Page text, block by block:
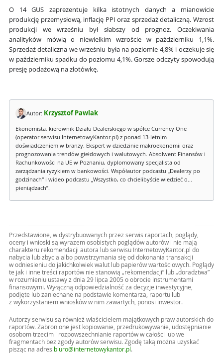
O 14 GUS zaprezentuje kilka istotnych danych a mianowicie
produkcję przemysłową, inflację PPI oraz sprzedaż detaliczną. Wzrost
produkcji we wrześniu był słabszy od prognoz. Oczekiwania
analityków mówią o niewielkim wzroście w październiku 1,1%.
Sprzedaż detaliczna we wrześniu była na poziomie 4,8% i oczekuje się
w październiku spadku do poziomu 4,1%. Gorsze odczyty spowodują
presję podażową na złotówkę.
Autor: Krzysztof Pawlak
Ekonomista, kierownik Działu Dealerskiego w spółce Currency One
(operator serwisu InternetowyKantor.pl) z ponad 13-letnim
doświadczeniem w branży. Ekspert w dziedzinie makroekonomii oraz
prognozowania trendów giełdowych i walutowych. Absolwent Finansów i
Rachunkowości na UE w Poznaniu, dyplomowany specjalista od
zarządzania ryzykiem w bankowości. Współautor podcastu „Dealerzy po
godzinach" i wideo podcastu „Wszystko, co chcielibyście wiedzieć o...
pieniądzach”.
Przedstawione, w dystrybuowanych przez serwis raportach, poglądy,
oceny i wnioski są wyrazem osobistych poglądów autorów i nie mają
charakteru rekomendacji autora lub serwisu InternetowyKantor.pl do
nabycia lub zbycia albo powstrzymania się od dokonania transakcji
w odniesieniu do jakichkolwiek walut lub papierów wartościowych. Poglądy
te jak i inne treści raportów nie stanowią „rekomendacji” lub „doradztwa”
w rozumieniu ustawy z dnia 29 lipca 2005 o obrocie instrumentami
finansowymi. Wyłączną odpowiedzialność za decyzje inwestycyjne,
podjęte lub zaniechane na podstawie komentarza, raportu lub
z wykorzystaniem wniosków w nim zawartych, ponosi inwestor.
Autorzy serwisu są również właścicielem majątkowych praw autorskich do
raportów. Zabronione jest kopiowanie, przedrukowywanie, udostępnianie
osobom trzecim i rozpowszechnianie raportów w całości lub we
fragmentach bez zgody autorów serwisu. Zgodę taką można uzyskać
pisząc na adres biuro@internetowykantor.pl .